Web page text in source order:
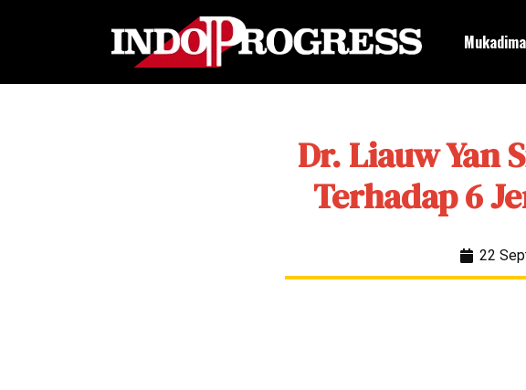
Dr. Liauw Yan
Terhadap 6
22